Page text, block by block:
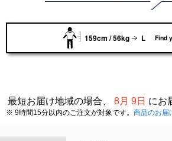
159cm / 56kg L Find
最短お届け地域の場合、 8月 9日 にお
※ 9時間15分以内のご注文が対象です。 商品のお届